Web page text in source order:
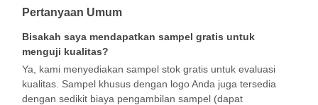
Kualitas
Kami
Pertanyaan Umum
Bisakah saya mendapatkan sampel gratis untuk
menguji kualitas?
Ya, kami menyediakan sampel stok gratis untuk evaluasi
kualitas. Sampel khusus dengan logo Anda juga tersedia
dengan sedikit biaya pengambilan sampel (dapat